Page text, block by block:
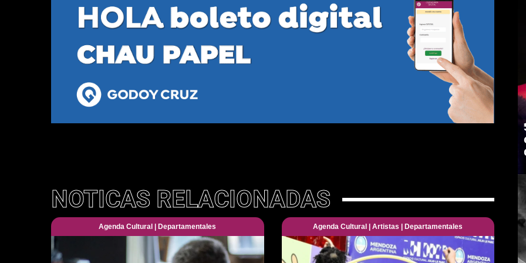
NOTICAS RELACIONADAS
Agenda Cultural Departamentales Agenda Cultural |Artistas Departamentales